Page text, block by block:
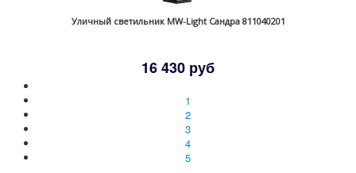
Уличный светильник MW-Light Сандра 811040201
16 430 руб
1
2
3
4
5